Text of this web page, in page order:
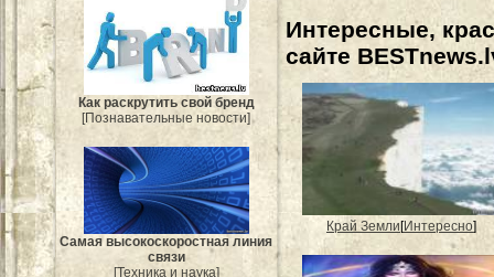
Как раскрутить свой бренд
[Познавательные новости]
Самая высокоскоростная линия
связи
[Техника и наука]
Интересные,
сайте
Край Земли [Интересно]